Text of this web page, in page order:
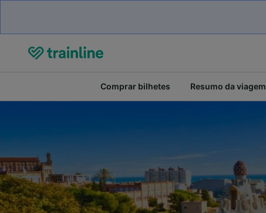
Comprar bilhetes Resumo da viagem